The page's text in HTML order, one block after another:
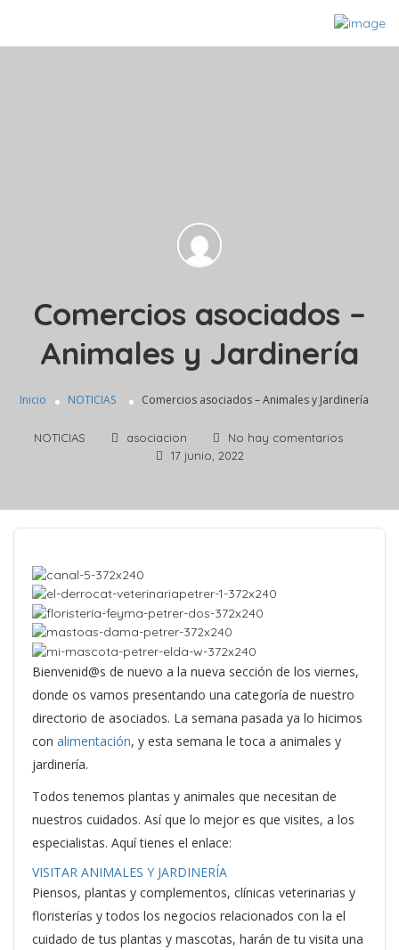
Comercios asociados –
Animales y Jardinería
Inicio NOTICIAS Comercios asociados – Animales y Jardinería
NOTICIAS asociacion No hay comentarios
17 junio, 2022
Bienvenid@s de nuevo a la nueva sección de los viernes,
donde os vamos presentando una categoría de nuestro
directorio de asociados. La semana pasada ya lo hicimos
con alimentación, y esta semana le toca a animales y
jardinería.
Todos tenemos plantas y animales que necesitan de
nuestros cuidados. Así que lo mejor es que visites, a los
especialistas. Aquí tienes el enlace:
VISITAR ANIMALES Y JARDINERÍA
Piensos, plantas y complementos, clínicas veterinarias y
floristerías y todos los negocios relacionados con la el
cuidado de tus plantas y mascotas, harán de tu visita una